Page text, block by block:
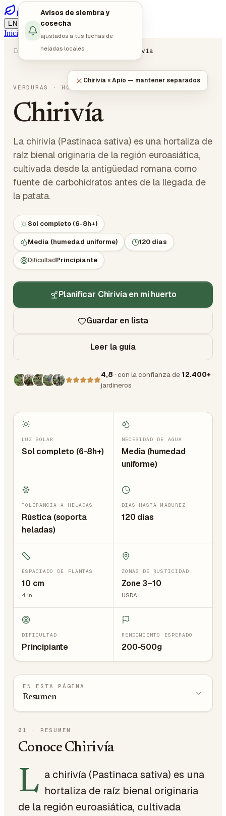
PlotMyGarden
EN DE / ES
Iniciar sesiónEmpezar a planificar
Inicio Plantas Verduras Chirivía
VERDURAS · HORTALIZAS DE RAÍZ
Chirivía
La chirivía (Pastinaca sativa) es una hortaliza de
raíz bienal originaria de la región euroasiática,
cultivada desde la antigüedad romana como
fuente de carbohidratos antes de la llegada de
la patata.
Sol completo (6-8h+)
Media (humedad uniforme) 120 días
DificultadPrincipiante
Planificar Chirivía en mi huerto
Guardar en lista
Leer la guía
4,8 · con la confianza de 12.400+
jardineros
Avisos de siembra y
cosecha
ajustados a tus fechas de
heladas locales
Chirivía × Apio — mantener separados
LUZ SOLAR
Sol completo (6-8h+)
NECESIDAD DE AGUA
Media (humedad
uniforme)
TOLERANCIA A HELADAS
Rústica (soporta
heladas)
DÍAS HASTA MADUREZ
120 días
ESPACIADO DE PLANTAS
10 cm
4 in
ZONAS DE RUSTICIDAD
Zone 3–10
USDA
DIFICULTAD
Principiante
RENDIMIENTO ESPERADO
200-500g
EN ESTA PÁGINA
Resumen
01 · RESUMEN
Conoce Chirivía
L a chirivía (Pastinaca sativa) es una
hortaliza de raíz bienal originaria
de la región euroasiática, cultivada